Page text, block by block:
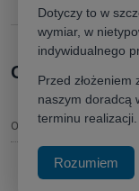
Opis produktu
Opis
Odkryj wyjątkowy
Dotyczy to w
wymiar, w
indywidualnego
Przed
naszym doradcą
terminu realizacji.
Rozumiem